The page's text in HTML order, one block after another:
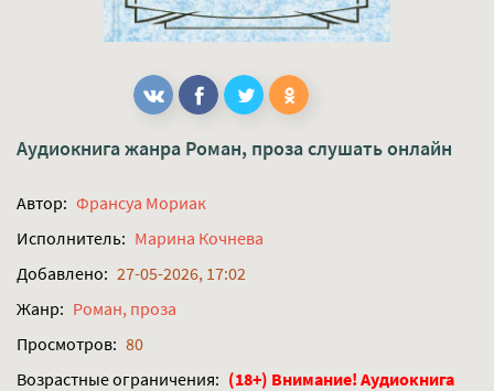
Аудиокнига жанра Роман, проза слушать онлайн
Автор: Франсуа Мориак
Исполнитель: Марина Кочнева
Добавлено: 27-05-2026, 17:02
Жанр: Роман, проза
Просмотров: 80
Возрастные ограничения: (18+) Внимание! Аудиокнига